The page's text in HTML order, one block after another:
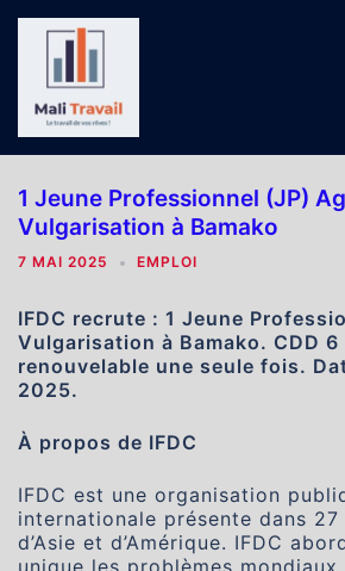
contenu
1 Jeune Professionnel (JP)
Vulgarisation à Bamako
7 MAI 2025 EMPLOI
IFDC recrute : 1 Jeune
Vulgarisation à Bamako. CDD 6
renouvelable une seule fois.
2025.
À propos de IFDC
IFDC est une organisation
internationale présente dans 27
d’Asie et d’Amérique. IFDC
unique les problèmes